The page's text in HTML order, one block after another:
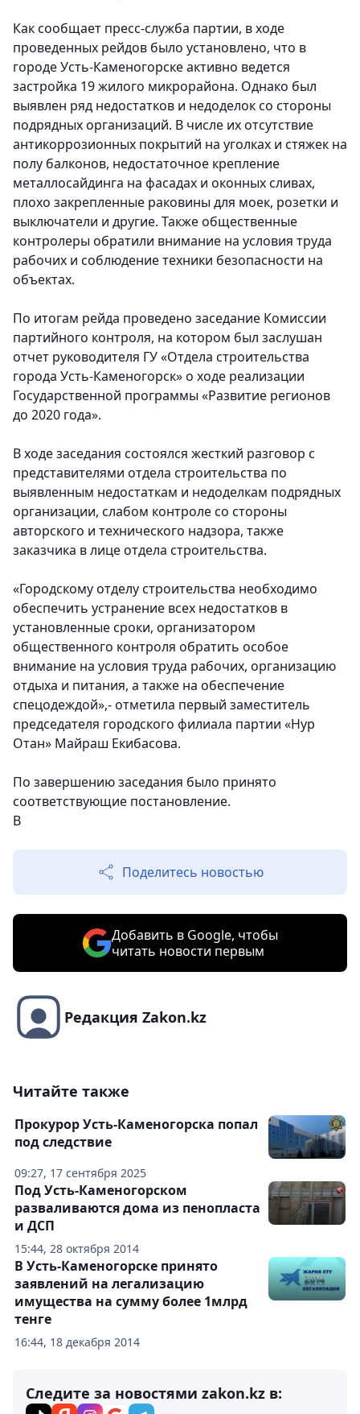
Как сообщает пресс-служба партии, в ходе
проведенных рейдов было установлено, что в
городе Усть-Каменогорске активно ведется
застройка 19 жилого микрорайона. Однако был
выявлен ряд недостатков и недоделок со стороны
подрядных организаций. В числе их отсутствие
антикоррозионных покрытий на уголках и стяжек на
полу балконов, недостаточное крепление
металлосайдинга на фасадах и оконных сливах,
плохо закрепленные раковины для моек, розетки и
выключатели и другие. Также общественные
контролеры обратили внимание на условия труда
рабочих и соблюдение техники безопасности на
объектах.
По итогам рейда проведено заседание Комиссии
партийного контроля, на котором был заслушан
отчет руководителя ГУ «Отдела строительства
города Усть-Каменогорск» о ходе реализации
Государственной программы «Развитие регионов
до 2020 года».
В ходе заседания состоялся жесткий разговор с
представителями отдела строительства по
выявленным недостаткам и недоделкам подрядных
организации, слабом контроле со стороны
авторского и технического надзора, также
заказчика в лице отдела строительства.
«Городскому отделу строительства необходимо
обеспечить устранение всех недостатков в
установленные сроки, организатором
общественного контроля обратить особое
внимание на условия труда рабочих, организацию
отдыха и питания, а также на обеспечение
спецодеждой»,- отметила первый заместитель
председателя городского филиала партии «Нур
Отан» Майраш Екибасова.
По завершению заседания было принято
соответствующие постановление.
В
Поделитесь новостью
Добавить в Google, чтобы
читать новости первым
Редакция Zakon.kz
Читайте также
09:27, 17 сентября 2025
Прокурор Усть-Каменогорска попал
под следствие
15:44, 28 октября 2014
Под Усть-Каменогорском
разваливаются дома из пенопласта
и ДСП
16:44, 18 декабря 2014
В Усть-Каменогорске принято
заявлений на легализацию
имущества на сумму более 1млрд
тенге
Следите за новостями zakon.kz в: